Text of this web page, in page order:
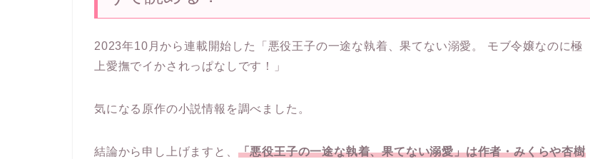
2023年10月から連載開始した「悪役王子の一途な執着、果てない溺愛。 モブ令嬢なのに極
上愛撫でイかされっぱなしです！」
気になる原作の小説情報を調べました。
結論から申し上げますと、 「悪役王子の一途な執着、果てない溺愛」は作者・みくらや杏樹